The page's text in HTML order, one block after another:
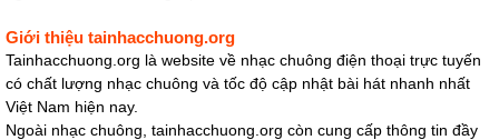
Giới thiệu tainhacchuong.org
Tainhacchuong.org là website về nhạc chuông điện thoại trực tuyến
có chất lượng nhạc chuông và tốc độ cập nhật bài hát nhanh nhất
Việt Nam hiện nay.
Ngoài nhạc chuông, tainhacchuong.org còn cung cấp thông tin đầy